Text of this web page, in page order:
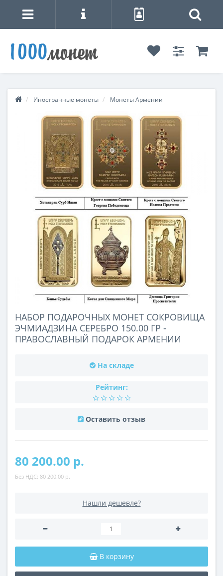
Иностранные монеты Монеты Армении
НАБОР ПОДАРОЧНЫХ МОНЕТ СОКРОВИЩА
ЭЧМИАДЗИНА СЕРЕБРО 150.00 ГР -
ПРАВОСЛАВНЫЙ ПОДАРОК АРМЕНИИ
На складе
Рейтинг:
Оставить отзыв
80 200.00 р.
Без НДС: 80 200.00 р.
Нашли дешевле?
В корзину